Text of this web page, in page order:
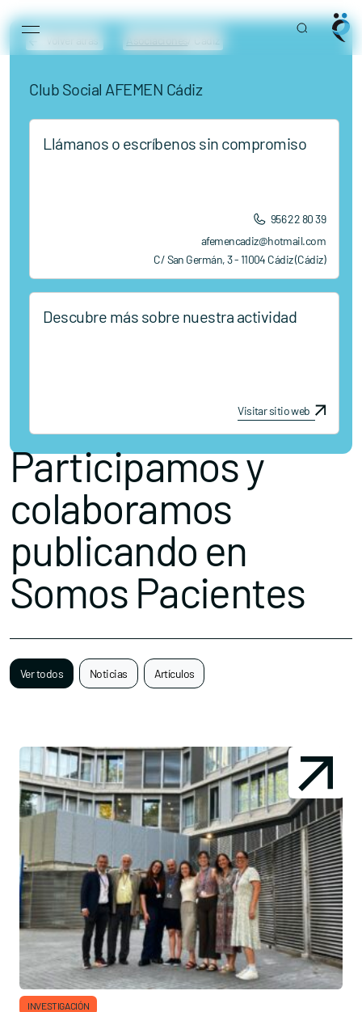
Main Navigation
Club Social AFEMEN Cádiz
Llámanos o escríbenos sin compromiso
956 22 80 39
afemencadiz@hotmail.com
C/ San Germán, 3 - 11004 Cádiz (Cádiz)
Descubre más sobre nuestra actividad
Visitar sitio web
Participamos y
colaboramos
publicando en
Somos Pacientes
Ver todos Noticias Artículos
INVESTIGACIÓN